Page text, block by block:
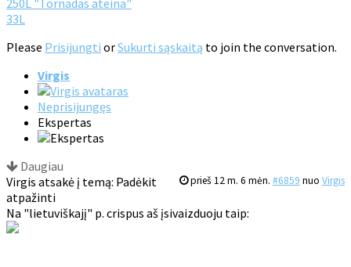
250L "Tornadas ateina"
33L
Please Prisijungti orSukurti sąskaitą to join the conversation.
Virgis
Neprisijungęs
Ekspertas
Daugiau
prieš 12 m. 6 mėn. #6859 nuo Virgis
Virgis atsakė į temą: Padėkit
atpažinti
Na "lietuviškajį" p. crispus aš įsivaizduoju taip: